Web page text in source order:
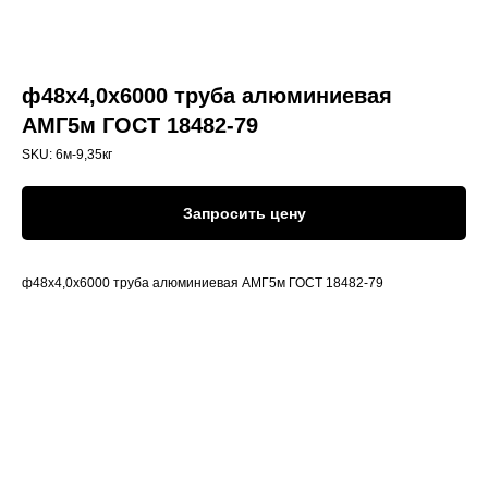
ф48х4,0х6000 труба алюминиевая
АМГ5м ГОСТ 18482-79
SKU: 6м-9,35кг
Запросить цену
ф48х4,0х6000 труба алюминиевая АМГ5м ГОСТ 18482-79